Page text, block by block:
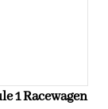
1 Racewagen